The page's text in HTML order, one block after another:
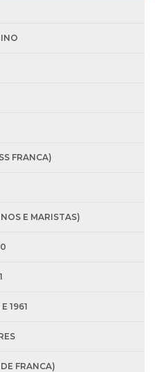
FRANCA)
E MARISTAS)
1961
FRANCA)